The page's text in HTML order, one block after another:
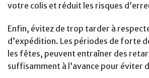
votre colis et réduit les risques
Enfin, évitez de trop tarder à
d’expédition. Les périodes de forte
les fêtes, peuvent entraîner des
suffisamment à l’avance pour éviter